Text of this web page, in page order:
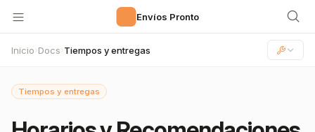
Envíos Pronto
Inicio› Docs› Tiempos y entregas
Tiempos y entregas